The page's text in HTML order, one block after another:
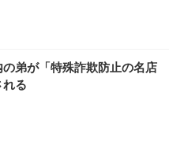
弟が「特殊詐欺防止の名店
る